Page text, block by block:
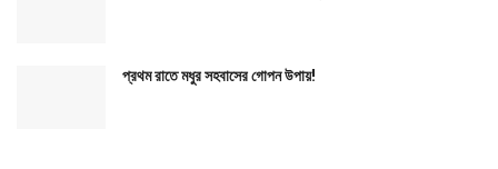
প্রথম রাতে মধুর সহবাসের গোপন উপায়!